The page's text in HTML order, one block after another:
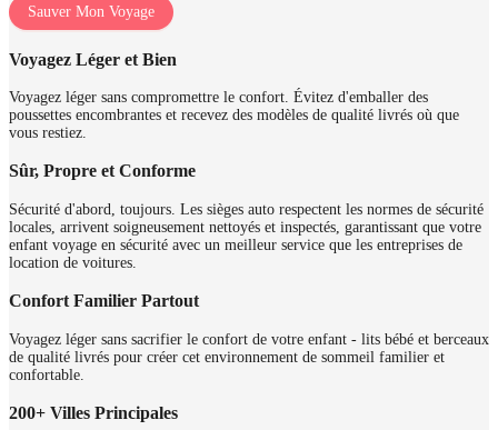
Sauver Mon Voyage
Voyagez Léger et Bien
Voyagez léger sans compromettre le confort. Évitez d'emballer des
poussettes encombrantes et recevez des modèles de qualité livrés où que
vous restiez.
Sûr, Propre et Conforme
Sécurité d'abord, toujours. Les sièges auto respectent les normes de sécurité
locales, arrivent soigneusement nettoyés et inspectés, garantissant que votre
enfant voyage en sécurité avec un meilleur service que les entreprises de
location de voitures.
Confort Familier Partout
Voyagez léger sans sacrifier le confort de votre enfant - lits bébé et berceaux
de qualité livrés pour créer cet environnement de sommeil familier et
confortable.
200+ Villes Principales